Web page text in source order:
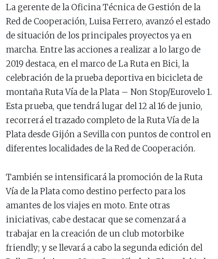
La gerente de la Oficina Técnica de Gestión de la
Red de Cooperación, Luisa Ferrero, avanzó el estado
de situación de los principales proyectos ya en
marcha. Entre las acciones a realizar a lo largo de
2019 destaca, en el marco de La Ruta en Bici, la
celebración de la prueba deportiva en bicicleta de
montaña Ruta Vía de la Plata – Non Stop/Eurovelo 1.
Esta prueba, que tendrá lugar del 12 al 16 de junio,
recorrerá el trazado completo de la Ruta Vía de la
Plata desde Gijón a Sevilla con puntos de control en
diferentes localidades de la Red de Cooperación.
También se intensificará la promoción de la Ruta
Vía de la Plata como destino perfecto para los
amantes de los viajes en moto. Ente otras
iniciativas, cabe destacar que se comenzará a
trabajar en la creación de un club motorbike
friendly; y se llevará a cabo la segunda edición del